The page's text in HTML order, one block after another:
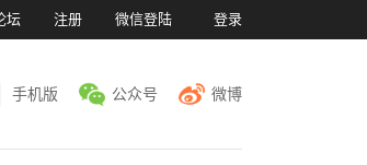
坛 注册 微信登陆 登录
手机版 公众号 微博